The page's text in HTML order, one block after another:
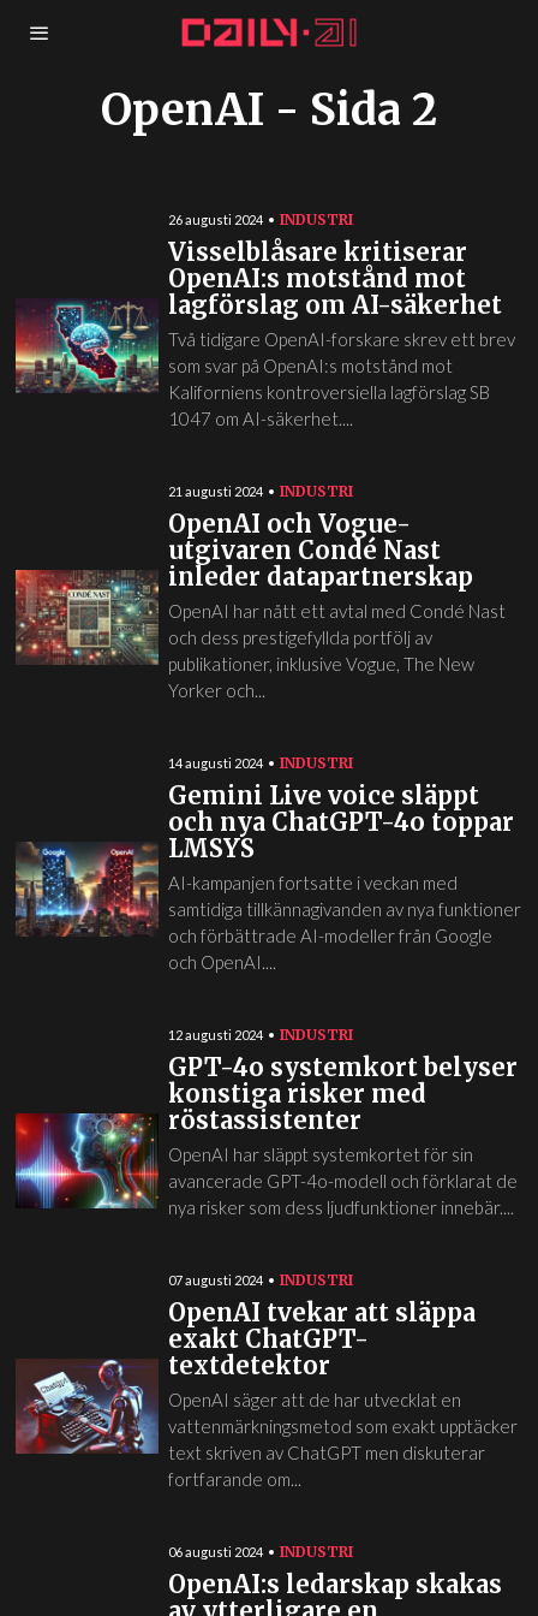
OpenAI - Sida 2
26 augusti 2024 INDUSTRI
Visselblåsare kritiserar
OpenAI:s motstånd mot
lagförslag om AI-säkerhet
Två tidigare OpenAI-forskare skrev ett brev
som svar på OpenAI:s motstånd mot
Kaliforniens kontroversiella lagförslag SB
1047 om AI-säkerhet....
21 augusti 2024 INDUSTRI
OpenAI och Vogue-
utgivaren Condé Nast
inleder datapartnerskap
OpenAI har nått ett avtal med Condé Nast
och dess prestigefyllda portfölj av
publikationer, inklusive Vogue, The New
Yorker och...
14 augusti 2024 INDUSTRI
Gemini Live voice släppt
och nya ChatGPT-4o toppar
LMSYS
AI-kampanjen fortsatte i veckan med
samtidiga tillkännagivanden av nya funktioner
och förbättrade AI-modeller från Google
och OpenAI....
12 augusti 2024 INDUSTRI
GPT-4o systemkort belyser
konstiga risker med
röstassistenter
OpenAI har släppt systemkortet för sin
avancerade GPT-4o-modell och förklarat de
nya risker som dess ljudfunktioner innebär....
07 augusti 2024 INDUSTRI
OpenAI tvekar att släppa
exakt ChatGPT-
textdetektor
OpenAI säger att de har utvecklat en
vattenmärkningsmetod som exakt upptäcker
text skriven av ChatGPT men diskuterar
fortfarande om...
06 augusti 2024 INDUSTRI
OpenAI:s ledarskap skakas